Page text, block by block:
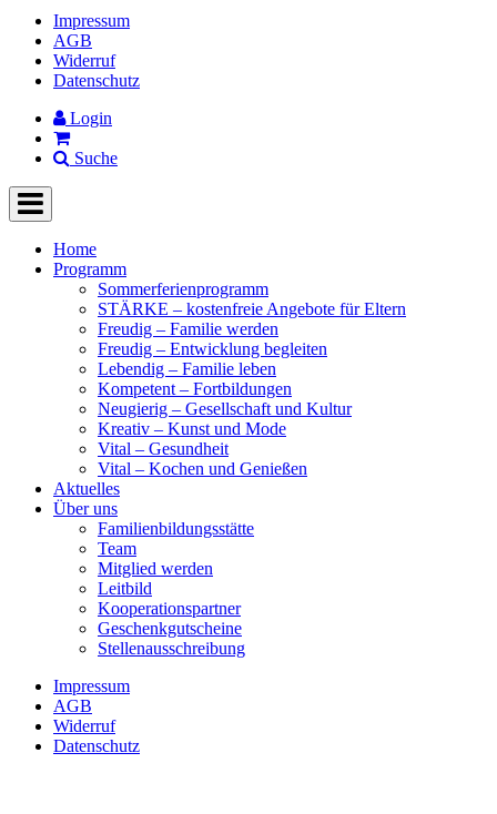
Impressum
AGB
Widerruf
Datenschutz
Login
Suche
Home
Programm
Sommerferienprogramm
STÄRKE – kostenfreie Angebote für Eltern
Freudig – Familie werden
Freudig – Entwicklung begleiten
Lebendig – Familie leben
Kompetent – Fortbildungen
Neugierig – Gesellschaft und Kultur
Kreativ – Kunst und Mode
Vital – Gesundheit
Vital – Kochen und Genießen
Aktuelles
Über uns
Familienbildungsstätte
Team
Mitglied werden
Leitbild
Kooperationspartner
Geschenkgutscheine
Stellenausschreibung
Impressum
AGB
Widerruf
Datenschutz